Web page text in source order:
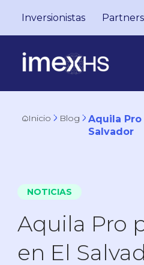
Inversionistas Partners
Inicio Blog
Aquila
Salvador
NOTICIAS
Aquila Pro
en El